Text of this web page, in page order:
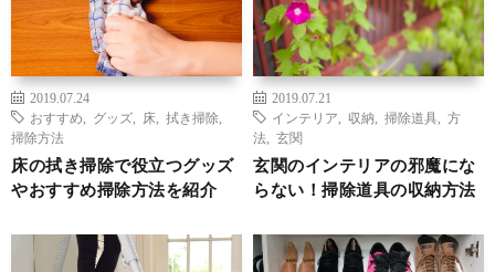
2019.07.24
おすすめ
グッズ 床 拭き掃除
掃除方法
床の拭き掃除で役立つグッズ
やおすすめ掃除方法を紹介
2019.07.21
インテリア
収納 掃除道具
方
法
玄関
玄関のインテリアの邪魔にな
らない！掃除道具の収納方法